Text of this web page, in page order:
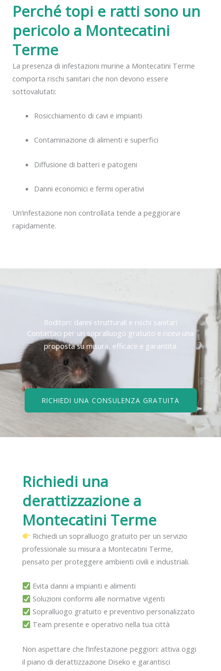
Perché topi e ratti sono un
pericolo a Montecatini
Terme
La presenza di infestazioni murine a Montecatini Terme
comporta rischi sanitari che non devono essere
sottovalutati:
Rosicchiamento di cavi e impianti
Contaminazione di alimenti e superfici
Diffusione di batteri e patogeni
Danni economici e fermi operativi
Un’infestazione non controllata tende a peggiorare
rapidamente.
Roditori: danni strutturali e rischi sanitari
Contattaci per un sopralluogo gratuito e ricevi una
proposta su misura, efficace e garantita.
RICHIEDI UNA CONSULENZA GRATUITA
Richiedi una
derattizzazione a
Montecatini Terme
Richiedi un sopralluogo gratuito per un servizio
professionale su misura a Montecatini Terme,
pensato per proteggere ambienti civili e industriali.
Evita danni a impianti e alimenti
Soluzioni conformi alle normative vigenti
Sopralluogo gratuito e preventivo personalizzato
Team presente e operativo nella tua città
Non aspettare che l’infestazione peggiori: attiva oggi
il piano di derattizzazione Diseko e garantisci